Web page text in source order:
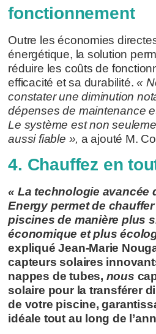
fonctionnement
Outre les économies
énergétique, la solution
réduire les coûts de
efficacité et sa durabilité.«
constater une diminution
dépenses de maintenance
Le système est non
aussi fiable », a ajouté M.
4. Chauffez en
« La technologie avancée
Energy permet de
piscines de manière plus
économique et plus
expliqué Jean-Marie
capteurs solaires
nappes de tubes, nous
solaire pour la transférer
de votre piscine,
idéale tout au long de